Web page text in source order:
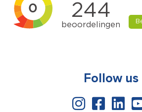
Follow us